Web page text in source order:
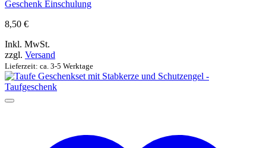
Geschenk Einschulung
8,50 €
Inkl. MwSt.
zzgl. Versand
Lieferzeit: ca. 3-5 Werktage